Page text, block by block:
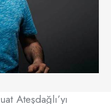
Ateşdağlı’yı